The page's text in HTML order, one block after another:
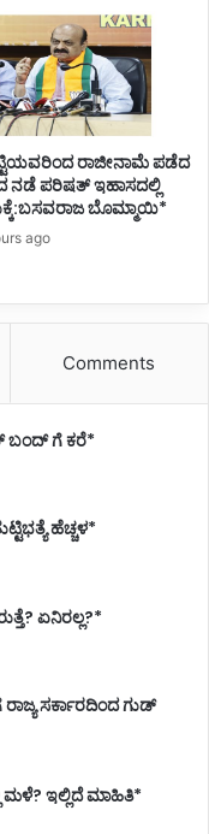
ರಾಜೀನಾಮೆ ಪಡೆದ
ನಡೆ ಪರಿಷತ್ ಇಹಾಸದಲ್ಲಿ
ಬೊಮ್ಮಾಯಿ*
ago
Comments
ಬಂದ್‌ ಗೆ ಕರೆ*
ಹೆಚ್ಚಳ*
ಏನಿರಲ್ಲ?*
ಸರ್ಕಾರದಿಂದ ಗುಡ್
ಮಳೆ? ಇಲ್ಲಿದೆ ಮಾಹಿತಿ*